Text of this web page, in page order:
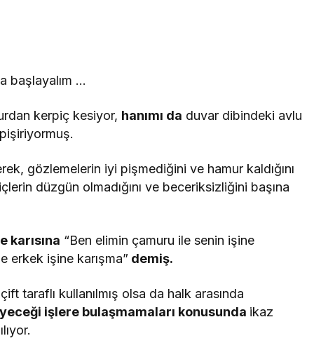
başlayalım …
kerpiç kesiyor, hanımı da duvar dibindeki avlu
gözlemelerin iyi pişmediğini ve hamur kaldığını
düzgün olmadığını ve beceriksizliğini başına
karısına “Ben elimin çamuru ile senin işine
erkek işine karışma” demiş.
taraflı kullanılmış olsa da halk arasında
işlere bulaşmamaları konusunda ikaz